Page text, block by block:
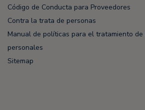
e
e
d
o
o
k
g
r
a
b
e
d
n
e
d
Código de Conducta para Proveedores
Contra la trata de personas
Manual de políticas para el tratamiento
personales
Sitemap